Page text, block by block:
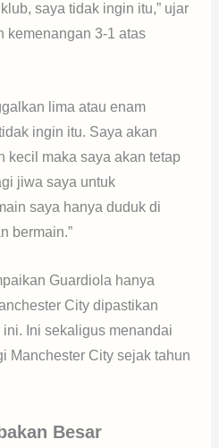
saya tidak ingin itu,” ujar
kemenangan 3-1 atas
lima atau enam
ingin itu. Saya akan
kecil maka saya akan tetap
jiwa saya untuk
saya hanya duduk di
bermain.”
Guardiola hanya
City dipastikan
Ini sekaligus menandai
Manchester City sejak tahun
Besar